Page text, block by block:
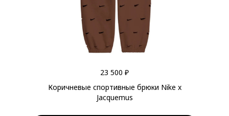
23 500 ₽
Коричневые спортивные брюки Nike x
Jacquemus